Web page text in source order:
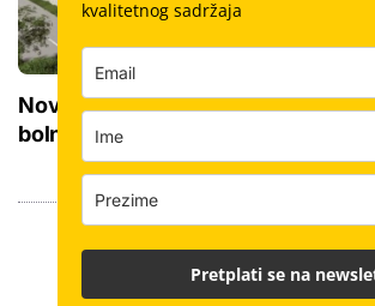
Novi KBC na istoku Hrvatske
bolnica: Priprema se 'teren' za
kvalitetnog sadržaja
Pretplati se na